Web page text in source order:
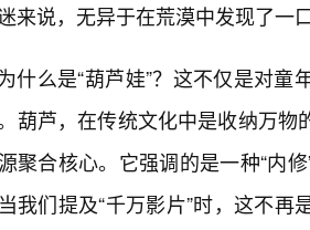
来说，无异于在荒漠中发现了一
什么是“葫芦娃”？这不仅是对
葫芦，在传统文化中是收纳万
聚合核心。它强调的是一种“内
我们提及“千万影片”时，这不